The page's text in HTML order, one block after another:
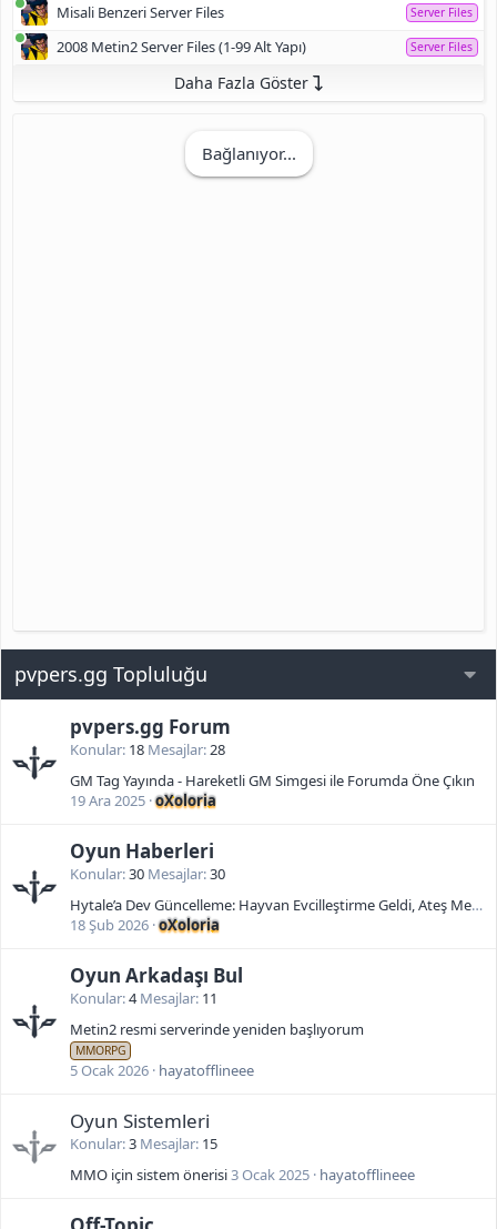
Misali Benzeri Server Files Server Files
2008 Metin2 Server Files (1-99 Alt Yapı) Server Files
Daha Fazla Göster
Bağlanıyor...
Yeni Gönderiler
pvpers.gg Topluluğu
pvpers.gg Forum
Konular 18 Mesajlar 28
GM Tag Yayında - Hareketli GM Simgesi ile Forumda Öne Çıkın
19 Ara 2025 oXoloria
Oyun Haberleri
Konular 30 Mesajlar 30
Hytale’a Dev Güncelleme: Hayvan Evcilleştirme Geldi, Ateş Mekanikleri Baştan Yazıldı
18 Şub 2026 oXoloria
Oyun Arkadaşı Bul
Konular 4 Mesajlar 11
Metin2 resmi serverinde yeniden başlıyorum
MMORPG
5 Ocak 2026 hayatofflineee
Oyun Sistemleri
Konular 3 Mesajlar 15
MMO için sistem önerisi3 Ocak 2025 hayatofflineee